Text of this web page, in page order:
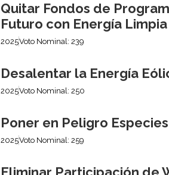
Quitar Fondos de
Futuro con Energía Limpia
2025Voto Nominal: 239
Desalentar la Energía
2025Voto Nominal: 250
Poner en Peligro
2025Voto Nominal: 259